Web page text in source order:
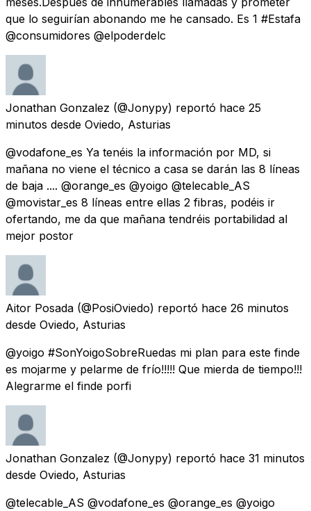
que lo seguirían abonando me he cansado. Es 1 #Estafa
@consumidores @elpoderdelc
Jonathan Gonzalez (@Jonypy) reportó hace 25
minutos desde Oviedo, Asturias
@vodafone_es Ya tenéis la información por MD, si
mañana no viene el técnico a casa se darán las 8 líneas
de baja .... @orange_es @yoigo @telecable_AS
@movistar_es 8 líneas entre ellas 2 fibras, podéis ir
ofertando, me da que mañana tendréis portabilidad al
mejor postor
Aitor Posada (@PosiOviedo) reportó hace 26 minutos
desde Oviedo, Asturias
@yoigo #SonYoigoSobreRuedas mi plan para este finde
es mojarme y pelarme de frío!!!!! Que mierda de tiempo!!!
Alegrarme el finde porfi
Jonathan Gonzalez (@Jonypy) reportó hace 31 minutos
desde Oviedo, Asturias
@telecable_AS @vodafone_es @orange_es @yoigo